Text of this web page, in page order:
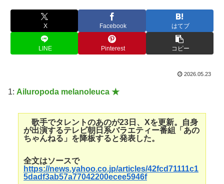
X Facebook はてブ
LINE Pinterest コピー
2026.05.23
1: Ailuropoda melanoleuca ★
歌手でタレントのあのが23日、Xを更新。自身
が出演するテレビ朝日系バラエティー番組「あの
ちゃんねる」を降板すると発表した。
全文はソースで
https://news.yahoo.co.jp/articles/42fcd71111c1
5dadf3ab57a77042200ecee5946f